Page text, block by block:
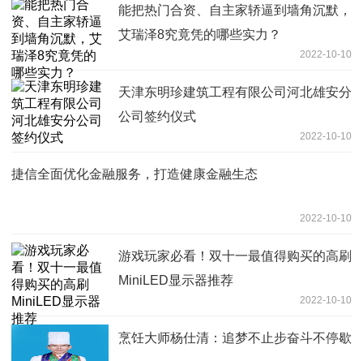
能把热门合资、自主家轿逼到墙角沉默，
艾瑞泽8究竟凭的哪些实力？
2022-10-10
天津东明珍建筑工程有限公司河北雄安分
公司签约仪式
2022-10-10
捷信全面优化金融服务，打造健康金融生态
2022-10-10
游戏玩家必看！双十一最值得购买的高刷
MiniLED显示器推荐
2022-10-10
烹饪大师杨仕清：追梦不止步奋斗不停歇